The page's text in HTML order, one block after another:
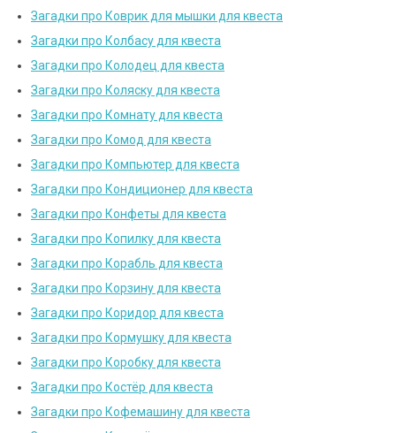
Загадки про Коврик для мышки для квеста
Загадки про Колбасу для квеста
Загадки про Колодец для квеста
Загадки про Коляску для квеста
Загадки про Комнату для квеста
Загадки про Комод для квеста
Загадки про Компьютер для квеста
Загадки про Кондиционер для квеста
Загадки про Конфеты для квеста
Загадки про Копилку для квеста
Загадки про Корабль для квеста
Загадки про Корзину для квеста
Загадки про Коридор для квеста
Загадки про Кормушку для квеста
Загадки про Коробку для квеста
Загадки про Костёр для квеста
Загадки про Кофемашину для квеста